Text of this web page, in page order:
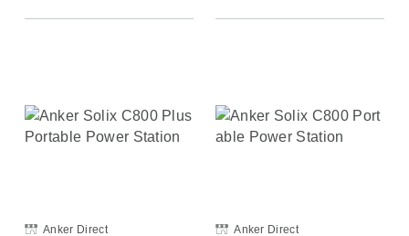
Anker Direct Anker Direct